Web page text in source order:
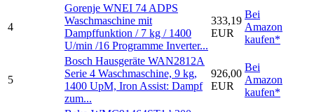
4
Gorenje WNEI 74 ADPS
Waschmaschine mit
Dampffunktion / 7 kg / 1400
U/min /16 Programme Inverter...
333,19
EUR
Bei
Amazon
kaufen*
5
Bosch Hausgeräte WAN2812A
Serie 4 Waschmaschine, 9 kg,
1400 UpM, Iron Assist: Dampf
zum...
926,00
EUR
Bei
Amazon
kaufen*